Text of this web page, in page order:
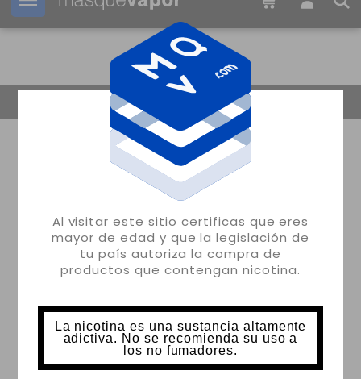
Al visitar este sitio certificas que eres
mayor de edad y que la legislación de
tu país autoriza la compra de
productos que contengan nicotina.
La nicotina es una sustancia altamente
adictiva. No se recomienda su uso a
los no fumadores.
Tu pedido puede ser enviado en 40m: